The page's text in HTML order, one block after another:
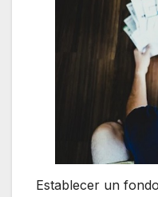
Establecer un